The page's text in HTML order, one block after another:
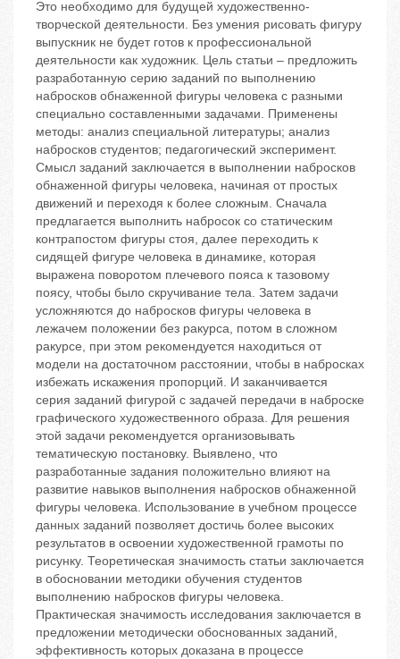
Это необходимо для будущей художественно-
творческой деятельности. Без умения рисовать фигуру
выпускник не будет готов к профессиональной
деятельности как художник. Цель статьи – предложить
разработанную серию заданий по выполнению
набросков обнаженной фигуры человека с разными
специально составленными задачами. Применены
методы: анализ специальной литературы; анализ
набросков студентов; педагогический эксперимент.
Смысл заданий заключается в выполнении набросков
обнаженной фигуры человека, начиная от простых
движений и переходя к более сложным. Сначала
предлагается выполнить набросок со статическим
контрапостом фигуры стоя, далее переходить к
сидящей фигуре человека в динамике, которая
выражена поворотом плечевого пояса к тазовому
поясу, чтобы было скручивание тела. Затем задачи
усложняются до набросков фигуры человека в
лежачем положении без ракурса, потом в сложном
ракурсе, при этом рекомендуется находиться от
модели на достаточном расстоянии, чтобы в набросках
избежать искажения пропорций. И заканчивается
серия заданий фигурой с задачей передачи в наброске
графического художественного образа. Для решения
этой задачи рекомендуется организовывать
тематическую постановку. Выявлено, что
разработанные задания положительно влияют на
развитие навыков выполнения набросков обнаженной
фигуры человека. Использование в учебном процессе
данных заданий позволяет достичь более высоких
результатов в освоении художественной грамоты по
рисунку. Теоретическая значимость статьи заключается
в обосновании методики обучения студентов
выполнению набросков фигуры человека.
Практическая значимость исследования заключается в
предложении методически обоснованных заданий,
эффективность которых доказана в процессе